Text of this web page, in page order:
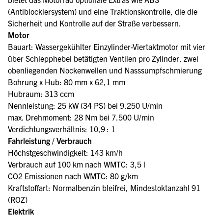
(Antiblockiersystem) und eine Traktionskontrolle, die die
Sicherheit und Kontrolle auf der Straße verbessern.
Motor
Bauart: Wassergekühlter Einzylinder-Viertaktmotor mit vier
über Schlepphebel betätigten Ventilen pro Zylinder, zwei
obenliegenden Nockenwellen und Nasssumpfschmierung
Bohrung x Hub: 80 mm x 62,1 mm
Hubraum: 313 ccm
Nennleistung: 25 kW (34 PS) bei 9.250 U/min
max. Drehmoment: 28 Nm bei 7.500 U/min
Verdichtungsverhältnis: 10,9 : 1
Fahrleistung / Verbrauch
Höchstgeschwindigkeit: 143 km/h
Verbrauch auf 100 km nach WMTC: 3,5 l
CO2 Emissionen nach WMTC: 80 g/km
Kraftstoffart: Normalbenzin bleifrei, Mindestoktanzahl 91
(ROZ)
Elektrik